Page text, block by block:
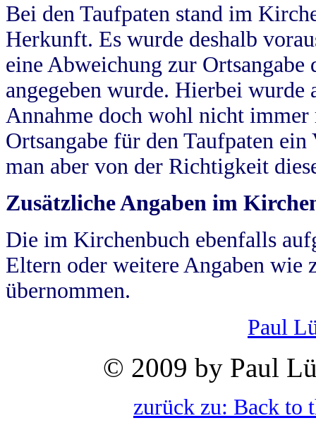
Bei den Taufpaten stand im
Herkunft. Es wurde deshalb
eine Abweichung zur
angegeben wurde. Hierbei wurde
Annahme doch wohl nicht
Ortsangabe für den Taufpaten
man aber von der Richtigkeit
Zusätzliche Angaben im
Die im Kirchenbuch ebenfalls
Eltern oder weitere Angaben wie
übernommen.
Paul
© 2009 by Paul
zurück zu: Back to